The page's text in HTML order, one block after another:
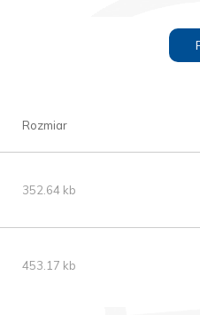
Rozmiar
352.64 kb
453.17 kb